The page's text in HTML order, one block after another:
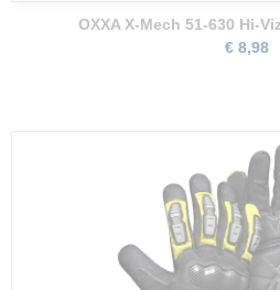
OXXA X-Mech 51-630 Hi-
€ 8,98